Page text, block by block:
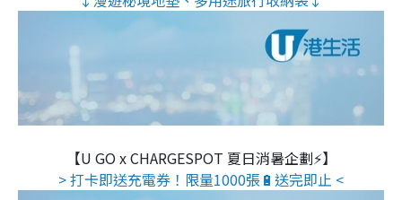
【U GO x CHARGESPOT 夏日消暑企劃⚡】
> 打卡即送充電券！限量1000張🔋送完即止 <